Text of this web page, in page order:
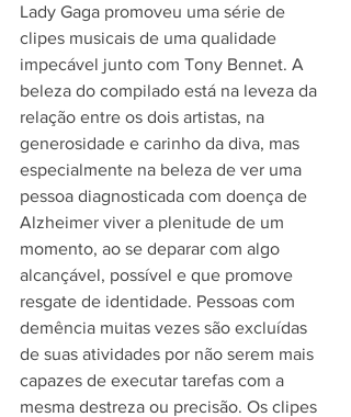
Lady Gaga promoveu uma série de
clipes musicais de uma qualidade
impecável junto com Tony Bennet. A
beleza do compilado está na leveza da
relação entre os dois artistas, na
generosidade e carinho da diva, mas
especialmente na beleza de ver uma
pessoa diagnosticada com doença de
Alzheimer viver a plenitude de um
momento, ao se deparar com algo
alcançável, possível e que promove
resgate de identidade. Pessoas com
demência muitas vezes são excluídas
de suas atividades por não serem mais
capazes de executar tarefas com a
mesma destreza ou precisão. Os clipes